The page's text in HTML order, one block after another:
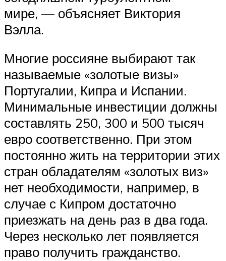
мире, — объясняет Виктория
Вэлла.
Многие россияне выбирают так
называемые «золотые визы»
Португалии, Кипра и Испании.
Минимальные инвестиции должны
составлять 250, 300 и 500 тысяч
евро соответственно. При этом
постоянно жить на территории этих
стран обладателям «золотых виз»
нет необходимости, например, в
случае с Кипром достаточно
приезжать на день раз в два года.
Через несколько лет появляется
право получить гражданство.